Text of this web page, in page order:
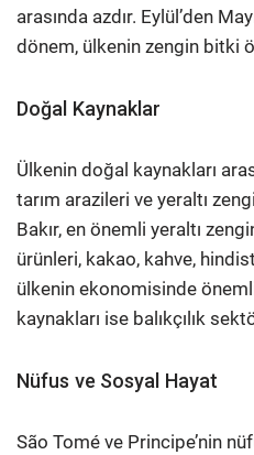
arasında azdır. Eylül’den
dönem, ülkenin zengin bitki
Doğal Kaynaklar
Ülkenin doğal kaynakları
tarım arazileri ve yeraltı
Bakır, en önemli yeraltı
ürünleri, kakao, kahve,
ülkenin ekonomisinde
kaynakları ise balıkçılık
Nüfus ve Sosyal Hayat
São Tomé ve Principe’nin